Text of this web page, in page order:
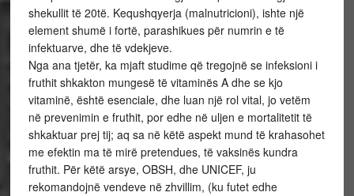
shekullit të 20të. Kequshqyerja (malnutricioni), ishte një
element shumë i fortë, parashikues për numrin e të
infektuarve, dhe të vdekjeve.
Nga ana tjetër, ka mjaft studime që tregojnë se infeksioni i
fruthit shkakton mungesë të vitaminës A dhe se kjo
vitaminë, është esenciale, dhe luan një rol vital, jo vetëm
në prevenimin e fruthit, por edhe në uljen e mortalitetit të
shkaktuar prej tij; aq sa në këtë aspekt mund të krahasohet
me efektin ma të mirë pretendues, të vaksinës kundra
fruthit. Për këtë arsye, OBSH, dhe UNICEF, ju
rekomandojnë vendeve në zhvillim, (ku futet edhe